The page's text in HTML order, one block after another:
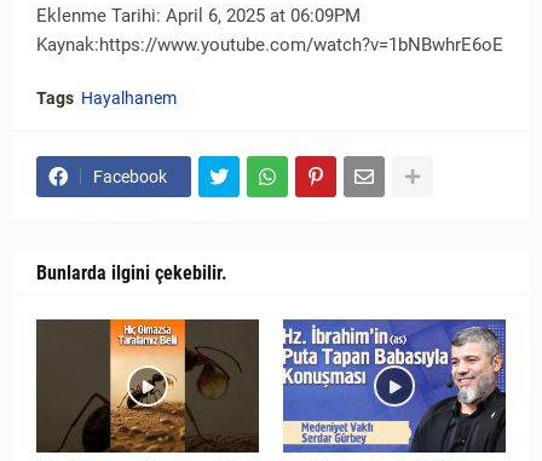
Eklenme Tarihi: April 6, 2025 at 06:09PM
Kaynak:https://www.youtube.com/watch?v=1bNBwhrE6oE
Tags Hayalhanem
Facebook
Bunlarda ilgini çekebilir.